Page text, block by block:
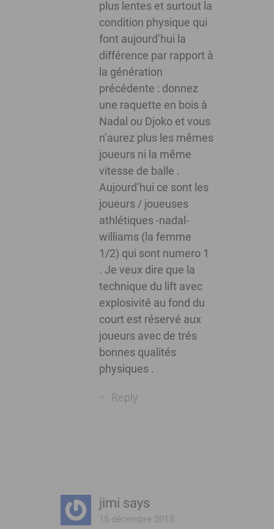
plus lentes et surtout la
condition physique qui
font aujourd’hui la
différence par rapport à
la génération
précédente : donnez
une raquette en bois à
Nadal ou Djoko et vous
n’aurez plus les mêmes
joueurs ni la même
vitesse de balle .
Aujourd’hui ce sont les
joueurs / joueuses
athlétiques -nadal-
williams (la femme
1/2) qui sont numero 1
. Je veux dire que la
technique du lift avec
explosivité au fond du
court est réservé aux
joueurs avec de trés
bonnes qualités
physiques .
Reply
jimi says
15 décembre 2013